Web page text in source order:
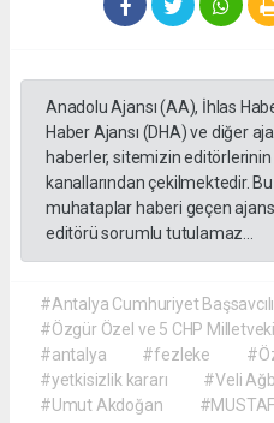
Anadolu Ajansı (AA), İhlas
Haber Ajansı (DHA) ve diğer
haberler, sitemizin
kanallarından çekilmektedir.
muhataplar haberi geçen
editörü sorumlu tutulamaz...
#Antalya Cumhuriyet
#Özgür Özel ve 5 CHP
#antalya
#fezleke
#yetkisizlik kararı
#Veli
#Umut Akdoğan